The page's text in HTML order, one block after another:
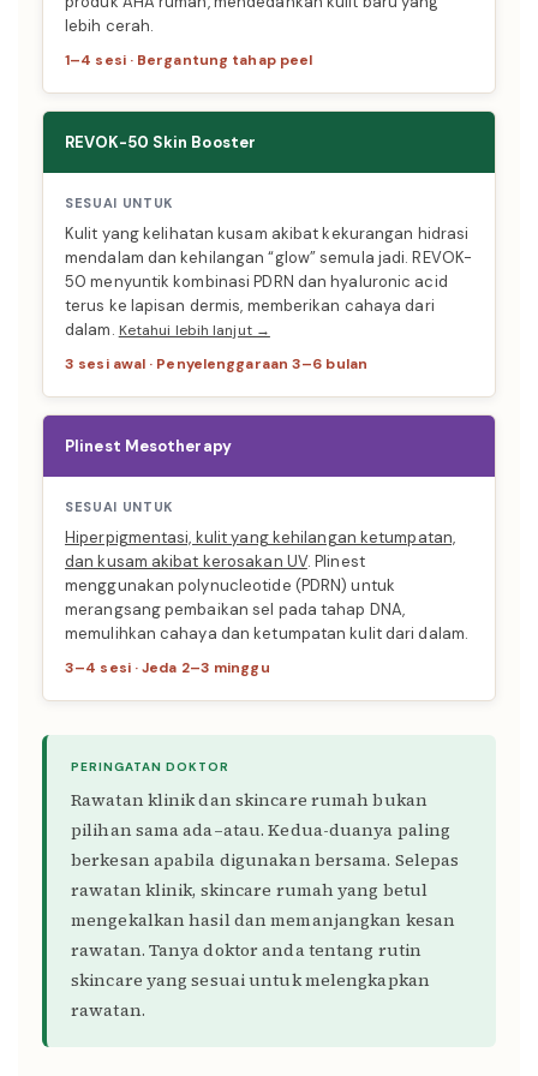
lebih cerah.
1–4 sesi · Bergantung tahap peel
REVOK-50 Skin Booster
SESUAI UNTUK
Kulit yang kelihatan kusam akibat kekurangan hidrasi
mendalam dan kehilangan “glow” semula jadi. REVOK-
50 menyuntik kombinasi PDRN dan hyaluronic acid
terus ke lapisan dermis, memberikan cahaya dari
dalam. Ketahui lebih lanjut →
3 sesi awal · Penyelenggaraan 3–6 bulan
Plinest Mesotherapy
SESUAI UNTUK
Hiperpigmentasi, kulit yang kehilangan ketumpatan,
dan kusam akibat kerosakan UV. Plinest
menggunakan polynucleotide (PDRN) untuk
merangsang pembaikan sel pada tahap DNA,
memulihkan cahaya dan ketumpatan kulit dari dalam.
3–4 sesi · Jeda 2–3 minggu
PERINGATAN DOKTOR
Rawatan klinik dan skincare rumah bukan
pilihan sama ada–atau. Kedua-duanya paling
berkesan apabila digunakan bersama. Selepas
rawatan klinik, skincare rumah yang betul
mengekalkan hasil dan memanjangkan kesan
rawatan. Tanya doktor anda tentang rutin
skincare yang sesuai untuk melengkapkan
rawatan.